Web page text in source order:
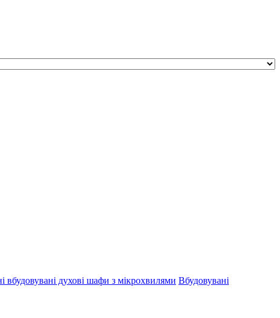
вбудовувані духові шафи з мікрохвилями Вбудовувані